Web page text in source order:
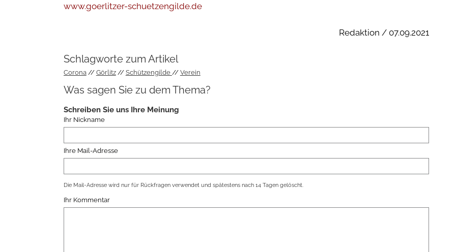
www.goerlitzer-schuetzengilde.de
Redaktion / 07.09.2021
Schlagworte zum Artikel
Corona Görlitz Schützengilde Verein
Was sagen Sie zu dem Thema?
Schreiben Sie uns Ihre Meinung
Ihr Nickname
Ihre Mail-Adresse
Die Mail-Adresse wird nur für Rückfragen verwendet und spätestens nach 14 Tagen gelöscht.
Ihr Kommentar